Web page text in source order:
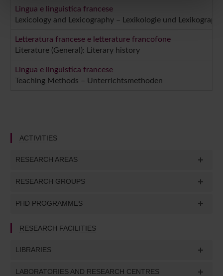
nostri partner che si occupano di analisi dei dati web,
pubblicità e social media, i quali potrebbero combinarle
raccolto dal tuo utilizzo dei loro servizi.
Lingua e linguistica francese
Lexicology and Lexicography – Lexikologie und
Letteratura francese e letterature francofone
Literature (General): Literary history
Lingua e linguistica francese
Teaching Methods – Unterrichtsmethoden
ACTIVITIES
RESEARCH AREAS
RESEARCH GROUPS
PHD PROGRAMMES
RESEARCH FACILITIES
LIBRARIES
LABORATORIES AND RESEARCH CENTRES